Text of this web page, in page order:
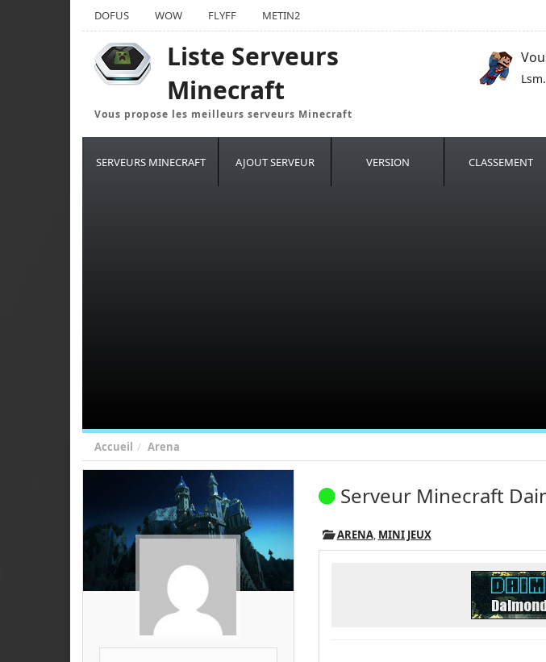
DOFUS WOW FLYFF METIN2
Liste Serveurs
Minecraft
Vous propose les meilleurs serveurs Minecraft
SERVEURS MINECRAFT AJOUT SERVEUR VERSION CLASSEMENT
Accueil Arena
Serveur Minecraft
ARENA, MINI JEUX